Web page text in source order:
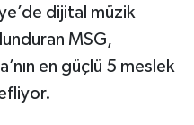
dijital müzik
MSG,
en güçlü 5 meslek